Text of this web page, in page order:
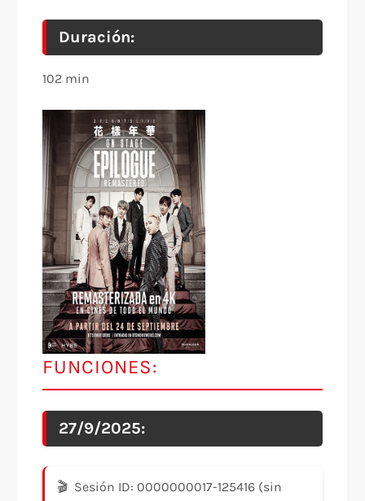
Duración:
102 min
FUNCIONES:
27/9/2025:
Sesión ID: 0000000017-125416 (sin